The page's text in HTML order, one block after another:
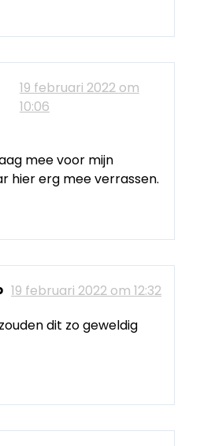
19 februari 2022 om
10:06
mee voor mijn
hier erg mee verrassen.
19 februari 2022 om 12:32
dit zo geweldig